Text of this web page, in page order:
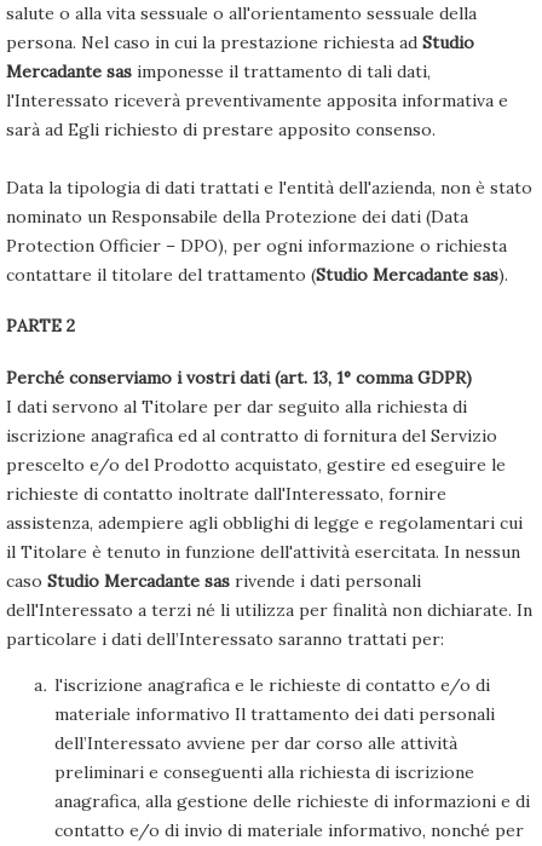
salute o alla vita sessuale o all'orientamento sessuale della
persona. Nel caso in cui la prestazione richiesta ad Studio
Mercadante sas imponesse il trattamento di tali dati,
l'Interessato riceverà preventivamente apposita informativa e
sarà ad Egli richiesto di prestare apposito consenso.
Data la tipologia di dati trattati e l'entità dell'azienda, non è stato
nominato un Responsabile della Protezione dei dati (Data
Protection Officier – DPO), per ogni informazione o richiesta
contattare il titolare del trattamento (Studio Mercadante sas).
PARTE 2
Perché conserviamo i vostri dati (art. 13, 1° comma GDPR)
I dati servono al Titolare per dar seguito alla richiesta di
iscrizione anagrafica ed al contratto di fornitura del Servizio
prescelto e/o del Prodotto acquistato, gestire ed eseguire le
richieste di contatto inoltrate dall'Interessato, fornire
assistenza, adempiere agli obblighi di legge e regolamentari cui
il Titolare è tenuto in funzione dell'attività esercitata. In nessun
caso Studio Mercadante sas rivende i dati personali
dell'Interessato a terzi né li utilizza per finalità non dichiarate. In
particolare i dati dell’Interessato saranno trattati per:
l'iscrizione anagrafica e le richieste di contatto e/o di
materiale informativo Il trattamento dei dati personali
dell’Interessato avviene per dar corso alle attività
preliminari e conseguenti alla richiesta di iscrizione
anagrafica, alla gestione delle richieste di informazioni e di
contatto e/o di invio di materiale informativo, nonché per